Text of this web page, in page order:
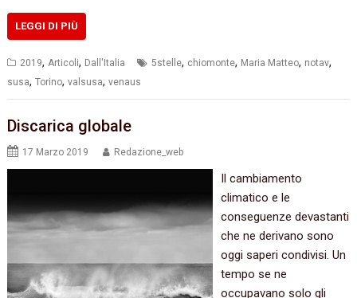
LEGGI DI PIÙ
2019,Articoli, Dall'Italia 5stelle, chiomonte, Maria Matteo, notav,
susa,Torino,valsusa,venaus
Discarica globale
17 Marzo 2019 Redazione_web
Il cambiamento
climatico e le
conseguenze devastanti
che ne derivano sono
oggi saperi condivisi. Un
tempo se ne
occupavano solo gli